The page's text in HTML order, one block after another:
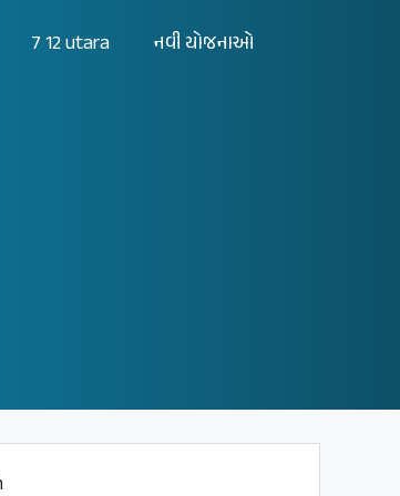
7 12 utara નવી યોજનાઓ